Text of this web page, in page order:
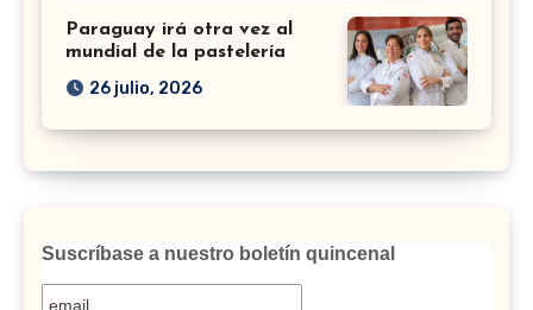
Paraguay irá otra vez al
mundial de la pastelería
26 julio, 2026
Suscríbase a nuestro boletín quincenal